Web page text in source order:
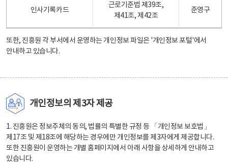
인사기록카드
근로기준법 제39조,
제41조, 제42조
준영구
또한, 진흥원 각 부서에서 운영하는 개인정보 파일은 '개인정보 포털'에서
안내하고 있습니다.
개인정보의 제3자 제공
1. 진흥원은 정보주체의 동의, 법률의 특별한 규정 등 「개인정보 보호법」
제17조 및 제18조에 해당하는 경우에만 개인정보를 제3자에게 제공합니다.
또한 진흥원이 운영하는 개별 홈페이지에서 아래 사항을 상세하게 안내하고
있습니다.